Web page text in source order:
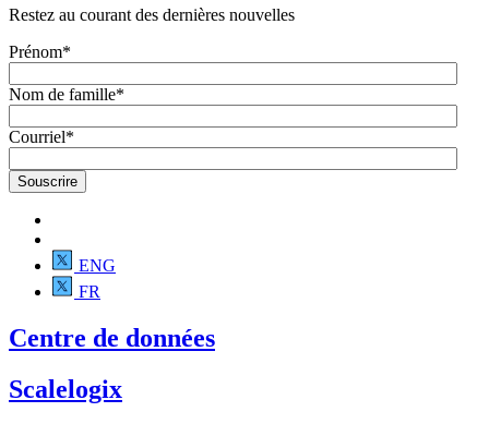
Restez au courant des dernières nouvelles
Prénom*
Nom de famille*
Courriel*
ENG
FR
Centre de données
Scalelogix